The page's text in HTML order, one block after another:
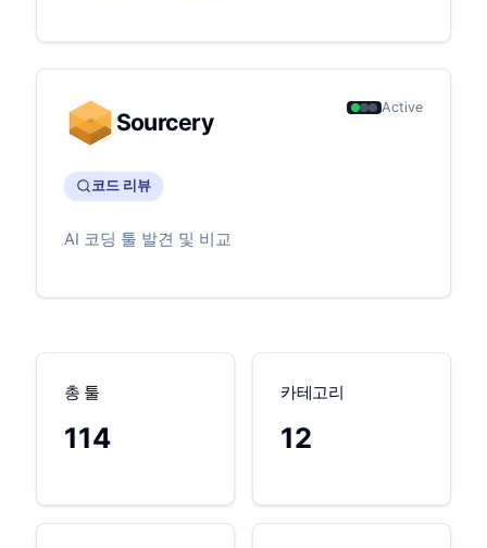
Sourcery
Active
코드 리뷰
AI 코딩 툴 발견 및 비교
총 툴
114
카테고리
12